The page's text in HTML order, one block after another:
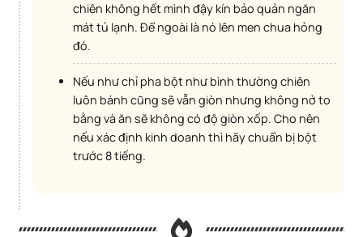
chiên không hết mình đậy kín bảo quản ngăn
mát tủ lạnh. Để ngoài là nó lên men chua hỏng
đó.
Nếu như chỉ pha bột như bình thường chiên
luôn bánh cũng sẽ vẫn giòn nhưng không nở to
bằng và ăn sẽ không có độ giòn xốp. Cho nên
nếu xác định kinh doanh thì hãy chuẩn bị bột
trước 8 tiếng.